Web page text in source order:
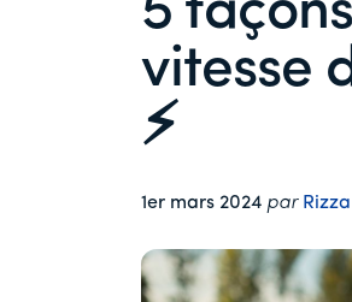
5
vitesse
⚡
1er mars 2024 par